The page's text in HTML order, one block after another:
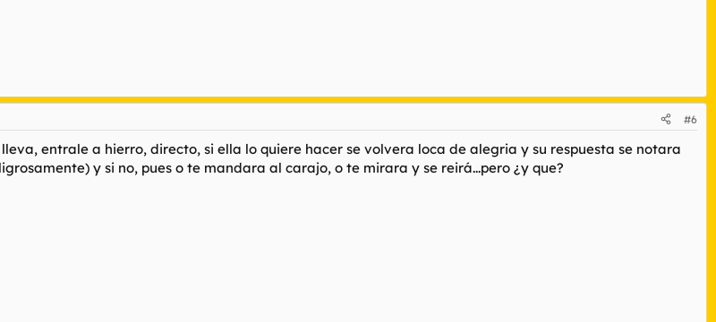
#6
entrale a hierro, directo, si ella lo quiere hacer se volvera loca de alegria y su respuesta se notara
y si no, pues o te mandara al carajo, o te mirara y se reirá...pero ¿y que?